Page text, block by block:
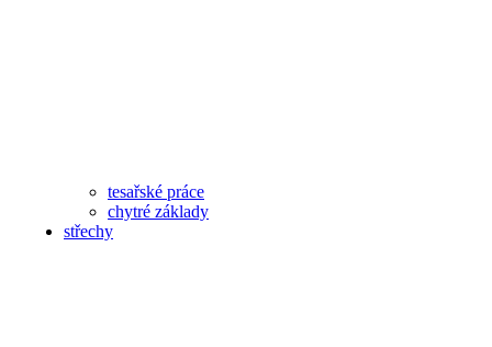
tesařské práce
chytré základy
střechy